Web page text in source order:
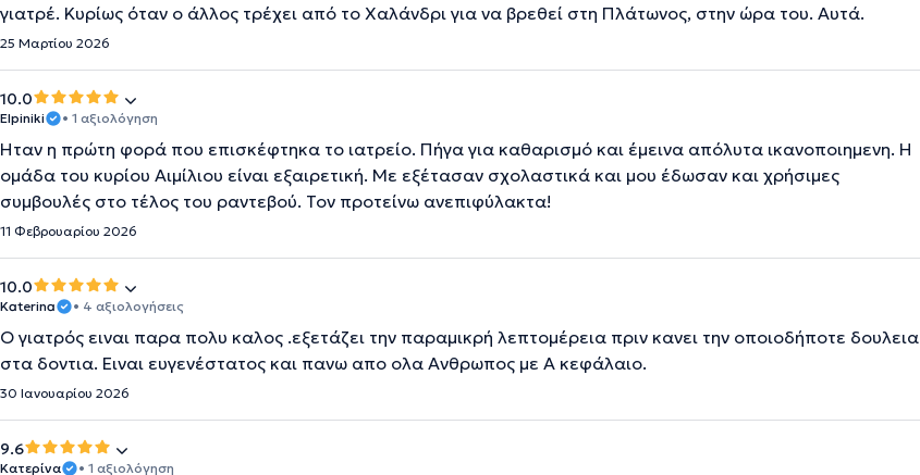
γιατρέ. Κυρίως όταν ο άλλος τρέχει από το Χαλάνδρι για να βρεθεί στη Πλάτωνος, στην ώρα του. Αυτά.
25 Μαρτίου 2026
10.0
Elpiniki • 1 αξιολόγηση
Ήταν η πρώτη φορά που επισκέφτηκα το ιατρείο. Πήγα για καθαρισμό και έμεινα απόλυτα ικανοποιημενη. Η
ομάδα του κυρίου Αιμίλιου είναι εξαιρετική. Με εξέτασαν σχολαστικά και μου έδωσαν και χρήσιμες
συμβουλές στο τέλος του ραντεβού. Τον προτείνω ανεπιφύλακτα!
11 Φεβρουαρίου 2026
10.0
Katerina • 4 αξιολογήσεις
Ο γιατρός ειναι παρα πολυ καλος .εξετάζει την παραμικρή λεπτομέρεια πριν κανει την οποιοδήποτε δουλεια
στα δοντια. Ειναι ευγενέστατος και πανω απο ολα Ανθρωπος με Α κεφάλαιο.
30 Ιανουαρίου 2026
9.6
Κατερίνα • 1 αξιολόγηση